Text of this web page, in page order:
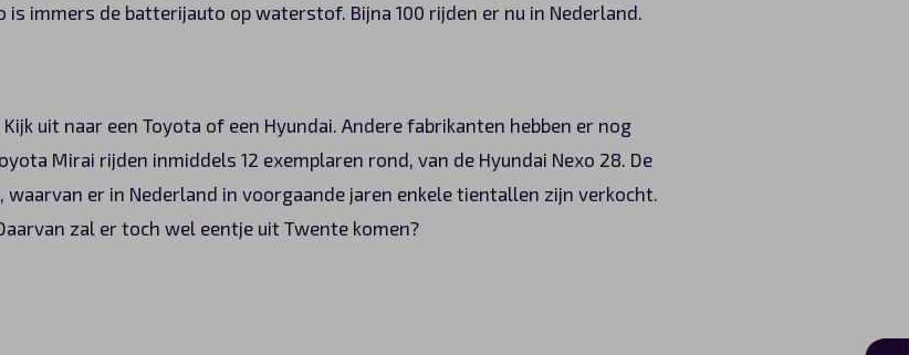
is immers de batterijauto op waterstof. Bijna 100 rijden er nu in Nederland.
uit naar een Toyota of een Hyundai. Andere fabrikanten hebben er nog
Mirai rijden inmiddels 12 exemplaren rond, van de Hyundai Nexo 28. De
waarvan er in Nederland in voorgaande jaren enkele tientallen zijn verkocht.
zal er toch wel eentje uit Twente komen?